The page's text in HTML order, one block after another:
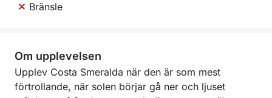
Bränsle
Om upplevelsen
Upplev Costa Smeralda när den är som mest
förtrollande, när solen börjar gå ner och ljuset